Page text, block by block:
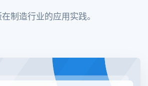
制造行业的应用实践。